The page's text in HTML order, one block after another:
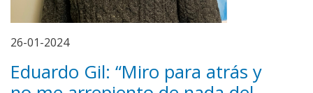
26-01-2024
Eduardo Gil: “Miro para atrás y